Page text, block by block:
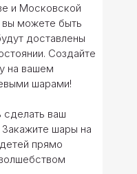
и Московской
вы можете быть
доставлены
Создайте
на вашем
шарами!
сделать ваш
шары на
прямо